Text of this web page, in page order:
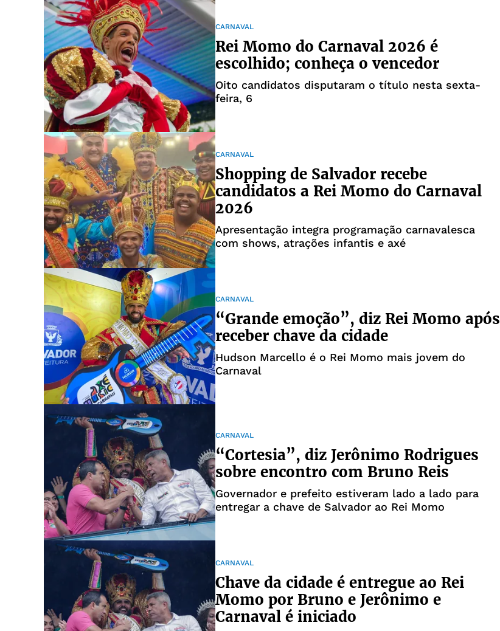
CARNAVAL
Rei Momo do Carnaval 2026 é
escolhido; conheça o vencedor
Oito candidatos disputaram o título nesta sexta-
feira, 6
CARNAVAL
Shopping de Salvador recebe
candidatos a Rei Momo do Carnaval
2026
Apresentação integra programação carnavalesca
com shows, atrações infantis e axé
CARNAVAL
“Grande emoção”, diz Rei Momo após
receber chave da cidade
Hudson Marcello é o Rei Momo mais jovem do
Carnaval
CARNAVAL
“Cortesia”, diz Jerônimo Rodrigues
sobre encontro com Bruno Reis
Governador e prefeito estiveram lado a lado para
entregar a chave de Salvador ao Rei Momo
CARNAVAL
Chave da cidade é entregue ao Rei
Momo por Bruno e Jerônimo e
Carnaval é iniciado